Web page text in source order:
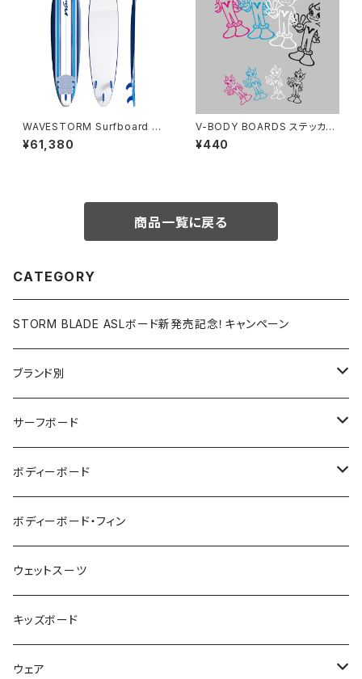
WAVESTORM Surfboard 9f
t
¥61,380
V-BODY BOARDS ステッカー
M - Vマン
¥440
商品一覧に戻る
CATEGORY
STORM BLADE ASLボード新発売記念！キャンペーン
ブランド別
V-BODY BOARDS
ZEBEC
pride.m
FLOCO
Mermaid & Guys
UNDERSERIES
サーフボード
サーフボード
フィン
サーフボードアクセサリー
ボディーボード
ボディーボード
BBフィン
BBアクセサリー
コイルコード
ボディーボード・フィン
ウェットスーツ
キッズボード
ウェア